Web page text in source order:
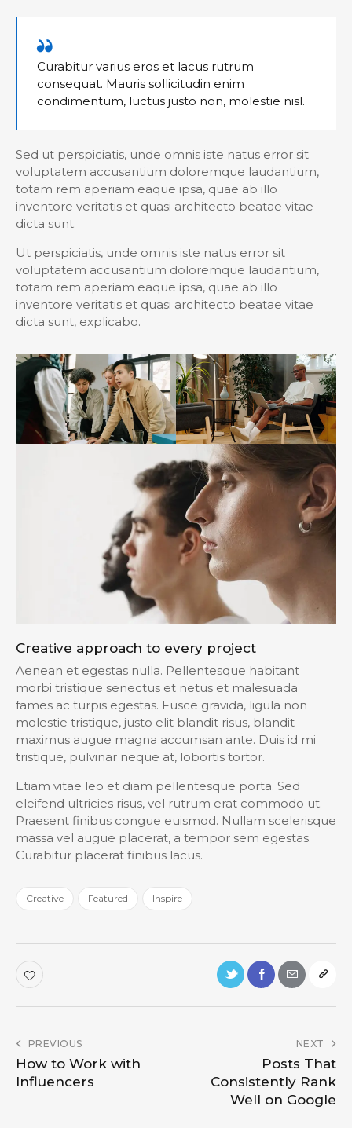
Curabitur varius eros et lacus rutrum
consequat. Mauris sollicitudin enim
condimentum, luctus justo non, molestie nisl.
Sed ut perspiciatis, unde omnis iste natus error sit
voluptatem accusantium doloremque laudantium,
totam rem aperiam eaque ipsa, quae ab illo
inventore veritatis et quasi architecto beatae vitae
dicta sunt.
Ut perspiciatis, unde omnis iste natus error sit
voluptatem accusantium doloremque laudantium,
totam rem aperiam eaque ipsa, quae ab illo
inventore veritatis et quasi architecto beatae vitae
dicta sunt, explicabo.
Creative approach to every project
Aenean et egestas nulla. Pellentesque habitant
morbi tristique senectus et netus et malesuada
fames ac turpis egestas. Fusce gravida, ligula non
molestie tristique, justo elit blandit risus, blandit
maximus augue magna accumsan ante. Duis id mi
tristique, pulvinar neque at, lobortis tortor.
Etiam vitae leo et diam pellentesque porta. Sed
eleifend ultricies risus, vel rutrum erat commodo ut.
Praesent finibus congue euismod. Nullam scelerisque
massa vel augue placerat, a tempor sem egestas.
Curabitur placerat finibus lacus.
Creative Featured Inspire
PREVIOUS
How to Work with
Influencers
NEXT
Posts That
Consistently Rank
Well on Google